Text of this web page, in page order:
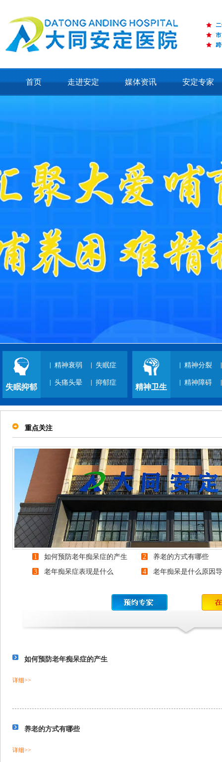
首页 走进安定 媒体资讯 安定专家
失眠抑郁
精神衰弱 失眠症
头痛头晕 抑郁症
精神卫生
精神分裂
精神障碍
重点关注
1 如何预防老年痴呆症的产生 2
养老的方式有哪些
3
老年痴呆症表现是什么 4 老年痴呆是什么原因
如何预防老年痴呆症的产生
详细>>
养老的方式有哪些
详细>>